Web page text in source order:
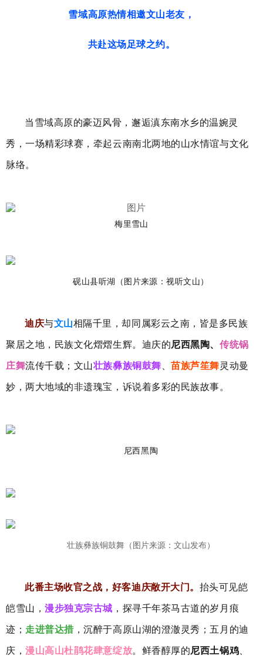
雪域高原热情相邀文山老友，
共赴这场足球之约。
当雪域高原的豪迈风骨，邂逅滇东南水乡的温婉灵
秀，一场精彩球赛，牵起云南南北两地的山水情谊与文化
脉络。
梅里雪山
砚山县听湖（图片来源：视听文山）
迪庆与文山相隔千里，却同属彩云之南，皆是多民族
聚居之地，民族文化熠熠生辉。迪庆的尼西黑陶、 传统锅
庄舞流传千载；文山壮族彝族铜鼓舞、苗族芦笙舞灵动曼
妙，两大地域的非遗瑰宝，诉说着多彩的民族故事。
尼西黑陶
壮族彝族铜鼓舞（图片来源：文山发布）
此番主场收官之战，好客迪庆敞开大门。 抬头可见皑
皑雪山，漫步独克宗古城 ，探寻千年茶马古道的岁月痕
迹； 走进普达措，沉醉于高原山湖的澄澈灵秀；五月的迪
庆，漫山高山杜鹃花肆意绽放。鲜香醇厚的尼西土锅鸡、